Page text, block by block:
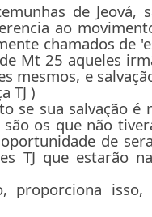
de Jeová,
ao
chamados de
Mt 25 aqueles
mesmos, e
TJ )
se sua salvação é
os que não
de
TJ que estarão
proporciona